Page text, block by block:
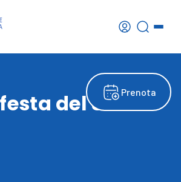
Prenota
del Sacro